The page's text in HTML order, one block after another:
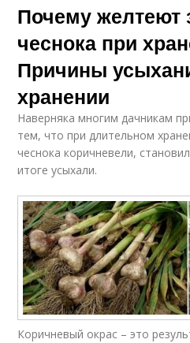
Почему желтеют
чеснока при
Причины
хранении
Наверняка многим дачникам
тем, что при длительном
чеснока коричневели,
итоге усыхали.
Коричневый окрас – это